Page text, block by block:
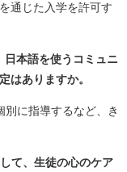
通じた入学を許可す
日本語を使うコミュニ
はありますか。
別に指導するなど、き
て、生徒の心のケア